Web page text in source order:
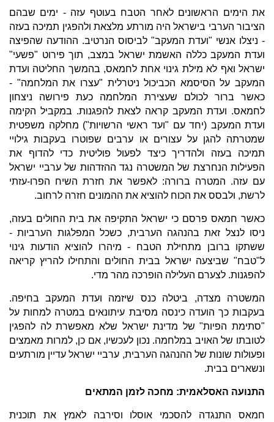
את הימים הראשונים לאחר הטבח בעוטף עזה - ימים שבהם
הציבור הערבי בישראל היה מורתע מלצאת ולהפגין תמיכה בעזה
- ניצלו אנשי "ועדת המעקב" לביסוס הנרטיב. ההודעה שהפיצה
ועדת המעקב כללה האשמת ישראל במצב, תוך פירוט "פשעי"
ישראל ואף לא מילת גינוי אחת לחמאס, בהמשך החליטה ועדת
המעקב על הסיסמא הכביכול ניטרלית "עצרו את המלחמה" -
כאשר ברור לכולם שעצירת המלחמה כעת פירושה ניצחון
לחמאס. ועדת המעקב קראה לצאת להפגנות. במקביל הקימה
ועדת המעקב (יחד עם "ועד ראשי הרשויות") מחלקה משפטית
שמטרתה להגן על עצורים או ערבים שפוטרו בעקבות גילויי
תמיכה בעזה ולהדריך כיצד לפעול פוליטית כדי להדוף את
הפעילות הנחרצת של המשטרה נגד ההזדהות של ערביי ישראל
עם עזה. המטרה ברורה: לאפשר את חזרת השיח הפרו-עזתי
לרשת, ולבסס את הכוח להוציא את ההמונים חזרה לרחוב.
כאשר חמאס פרסם כי ישראל התקיפה את בית החולים בעזה,
ניסו לנצל זאת בהנהגה הערבית, כשכל המפלגות הערביות -
ששתקו ברובן מתחילת הטבח - מיהרו להוציא הודעות גינוי
ל"טבח" שביצעה ישראל בבית החולים והתחילו להריץ קריאה
להפגנות. לצערם העלילה הופרכה מהר מדי.
המשטרה מצדה, ביטלה כנס שיזמה ועדת המעקב בחיפה.
בעקבות כך הועדה כינסה מסיבת עיתונאים במטרה למחות על
"סתימת הפיות" של מדינת ישראל שלא מאפשרת לה להפגין
לטובתו של האויב במלחמה. נכון לעכשיו, אם כן, למרות מאמצים
ופעולות שונות של ההנהגה הערבית, ערביי ישראל עדיין מורתעים
ונשארים בבית.
התנועה האסלאמית: מחכה לזמן המתאים
חמאס התנגדה להסכמי אוסלו וסירבה לאמץ את תוכנית